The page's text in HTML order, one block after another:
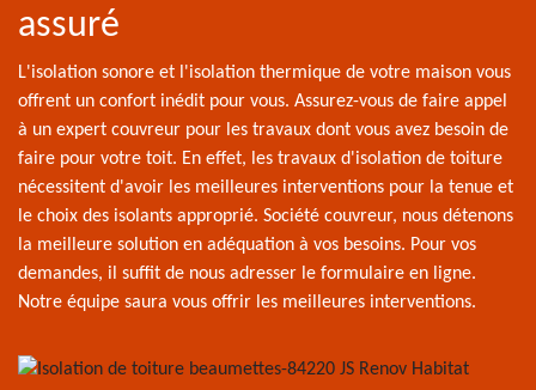
assuré
L'isolation sonore et l'isolation thermique de votre maison vous
offrent un confort inédit pour vous. Assurez-vous de faire appel
à un expert couvreur pour les travaux dont vous avez besoin de
faire pour votre toit. En effet, les travaux d'isolation de toiture
nécessitent d'avoir les meilleures interventions pour la tenue et
le choix des isolants approprié. Société couvreur, nous détenons
la meilleure solution en adéquation à vos besoins. Pour vos
demandes, il suffit de nous adresser le formulaire en ligne.
Notre équipe saura vous offrir les meilleures interventions.